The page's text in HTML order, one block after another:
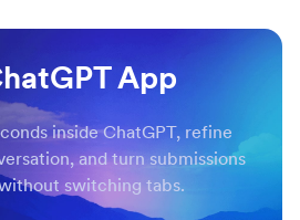
App
inside ChatGPT, refine
and turn submissions
switching tabs.